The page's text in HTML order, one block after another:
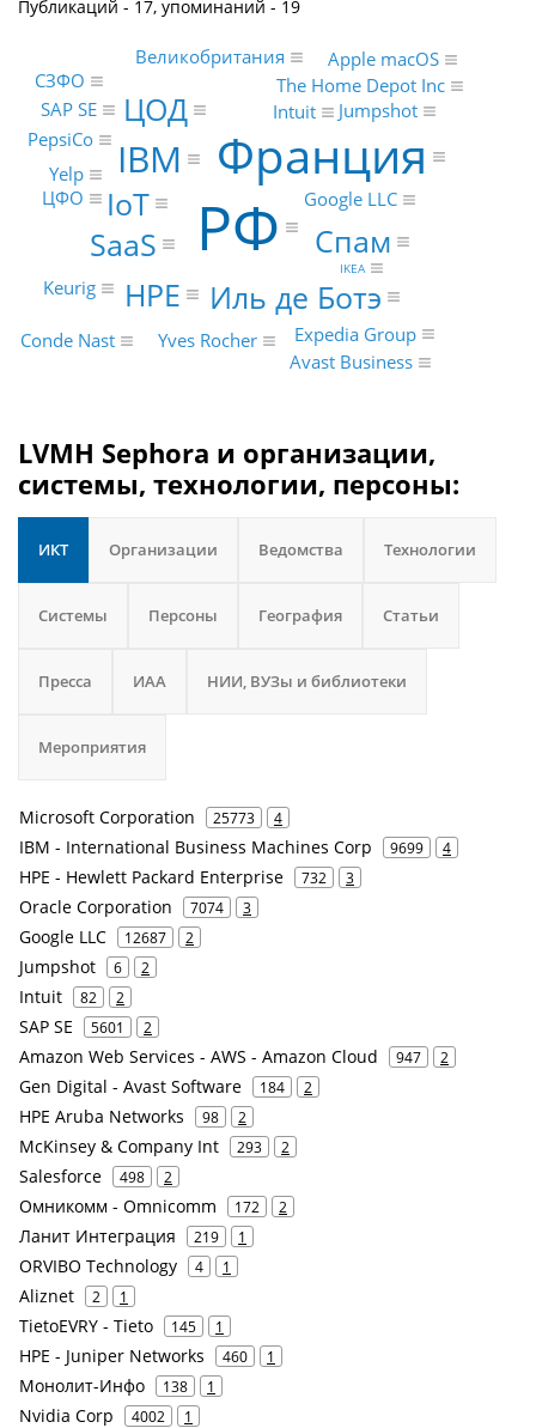
Публикаций - 17, упоминаний - 19
РФ
Франция
IBM
HPE Иль де Ботэ
Спам
IoT
SaaS
ЦОД
Google LLC
Jumpshot
Intuit
SAP SE
Conde Nast Yves Rocher Expedia Group
Keurig
The Home Depot Inc
PepsiCo
Yelp
Avast Business
Apple macOS
ЦФО
Великобритания
СЗФО
IKEA
LVMH Sephora и организации,
системы, технологии, персоны:
ИКТ Организации Ведомства Технологии
Системы Персоны География Статьи
Пресса ИАА НИИ, ВУЗы и библиотеки
Мероприятия
Microsoft Corporation 25773 4
IBM - International Business Machines Corp 9699 4
HPE - Hewlett Packard Enterprise 732 3
Oracle Corporation 7074 3
Google LLC 12687 2
Jumpshot 6 2
Intuit 82 2
SAP SE 5601 2
Amazon Web Services - AWS - Amazon Cloud 947 2
Gen Digital - Avast Software 184 2
HPE Aruba Networks 98 2
McKinsey & Company Int 293 2
Salesforce 498 2
Омникомм - Omnicomm 172 2
Ланит Интеграция 219 1
ORVIBO Technology 4 1
Aliznet 2 1
TietoEVRY - Tieto 145 1
HPE - Juniper Networks 460 1
Монолит-Инфо 138 1
Nvidia Corp 4002 1